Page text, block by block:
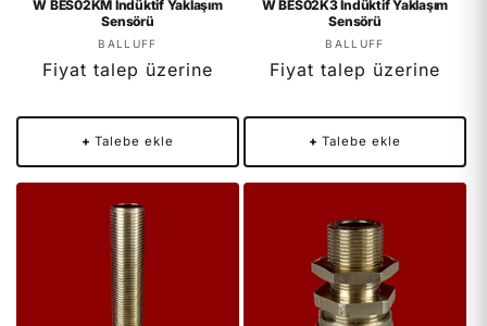
W BES02KM İndüktif Yaklaşım
Sensörü
Satıcı:
BALLUFF
Fiyat talep üzerine
+ Talebe ekle
W BES02K3 İndüktif Yaklaşım
Sensörü
Satıcı:
BALLUFF
Fiyat talep üzerine
+ Talebe ekle